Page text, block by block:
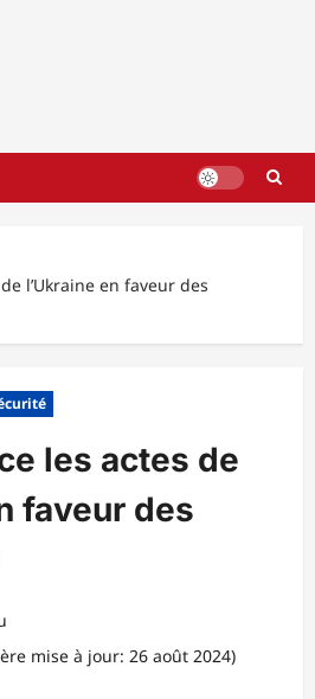
l’Ukraine en faveur des
les actes de
faveur des
mise à jour: 26 août 2024)